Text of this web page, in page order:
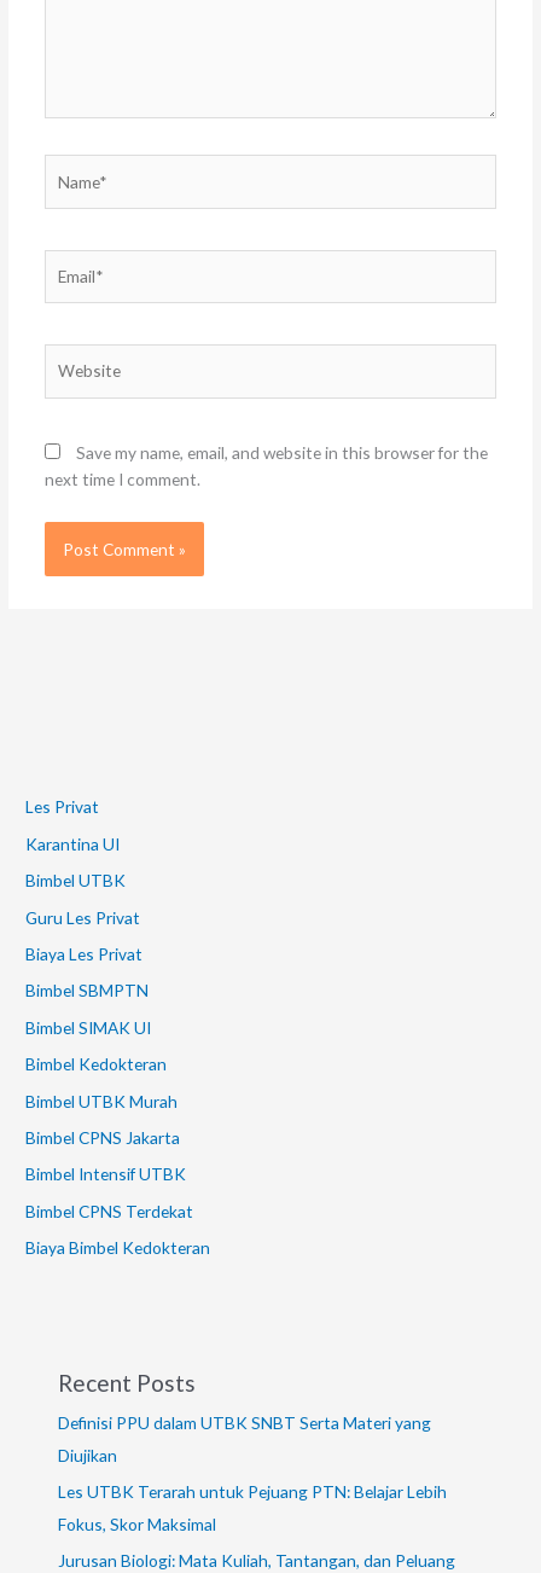
Save my name, email, and website in this browser for the
next time I comment.
Les Privat
Karantina UI
Bimbel UTBK
Guru Les Privat
Biaya Les Privat
Bimbel SBMPTN
Bimbel SIMAK UI
Bimbel Kedokteran
Bimbel UTBK Murah
Bimbel CPNS Jakarta
Bimbel Intensif UTBK
Bimbel CPNS Terdekat
Biaya Bimbel Kedokteran
Recent Posts
Definisi PPU dalam UTBK SNBT Serta Materi yang
Diujikan
Les UTBK Terarah untuk Pejuang PTN: Belajar Lebih
Fokus, Skor Maksimal
Jurusan Biologi: Mata Kuliah, Tantangan, dan Peluang